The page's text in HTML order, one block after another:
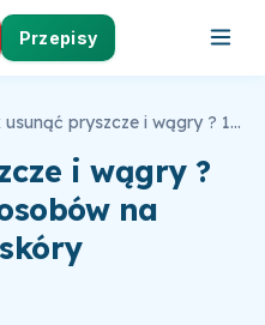
Przepisy
Jak usunąć pryszcze i wągry ? 10 domowych sposobów na niedoskonałości skóry
i wągry ?
na